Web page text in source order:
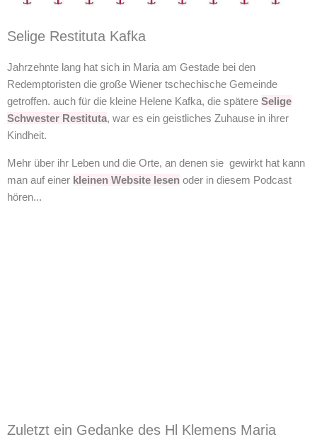
Selige Restituta Kafka
Jahrzehnte lang hat sich in Maria am Gestade bei den
Redemptoristen die große Wiener tschechische Gemeinde
getroffen. auch für die kleine Helene Kafka, die spätere Selige
Schwester Restituta, war es ein geistliches Zuhause in ihrer
Kindheit.
Mehr über ihr Leben und die Orte, an denen sie gewirkt hat kann
man auf einer kleinen Website lesen oder in diesem Podcast
hören...
Zuletzt ein Gedanke des Hl Klemens Maria